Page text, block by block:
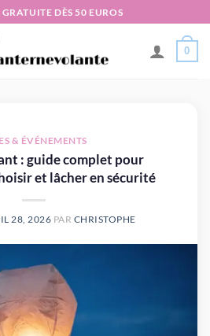
DÈS 50 EUROS
0
& ÉVÉNEMENTS
: guide complet pour
et lâcher en sécurité
28, 2026 PAR CHRISTOPHE